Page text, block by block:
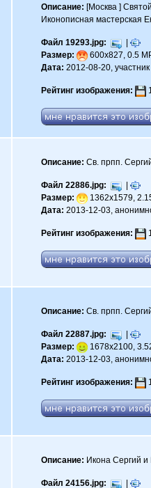
Описание: [Москва ]
Иконописная мастерская
Файл 19293.jpg:
|
Размер:
600x827, 0.5
Дата: 2012-08-20, участник
Рейтинг изображения:
Описание: Св. прпп.
Файл 22886.jpg:
|
Размер:
1362x1579,
Дата: 2013-12-03,
Рейтинг изображения:
Описание: Св. прпп.
Файл 22887.jpg:
|
Размер:
1678x2100,
Дата: 2013-12-03,
Рейтинг изображения:
Описание: Икона Сергий
Файл 24156.jpg: |